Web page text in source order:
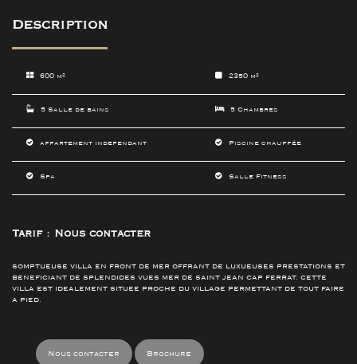
Description
600 m² 2350 m²
5 Salle de bains 5 Chambres
appartement independant Piscine chauffée
Spa Salle Fitness
Tarif : Nous contacter
SOMPTUEUSE VILLA EN FRONT DE MER OFFRANT DE LUXUEUSES PRESTATIONS ET
BENEFICIANT DE SPLENDIDES VUES MER DE SAINT JEAN CAP FERRAT. CETTE
VILLA EST IDEALEMENT SITUEE PROCHE DU VILLAGE PERMETTANT DE TOUT FAIRE
A PIED.
Nous contacter Brochure